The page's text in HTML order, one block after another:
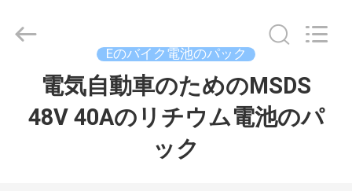
2026
Shenzhen
Eのバイク電池のパック
電気自動車のためのMSDS
48V 40Aのリチウム電池のパ
ック